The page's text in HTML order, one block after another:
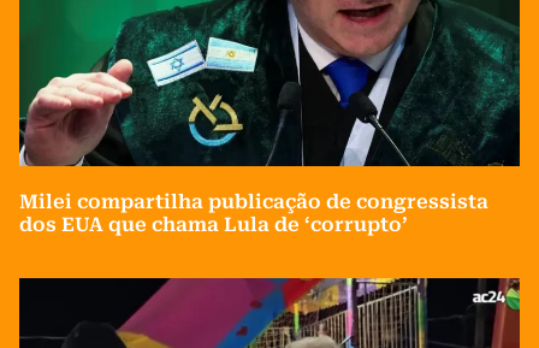
Milei compartilha publicação de congressista
dos EUA que chama Lula de ‘corrupto’